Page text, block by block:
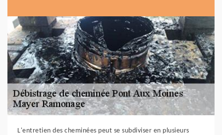
L'entretien des cheminées peut se subdiviser en plusieurs